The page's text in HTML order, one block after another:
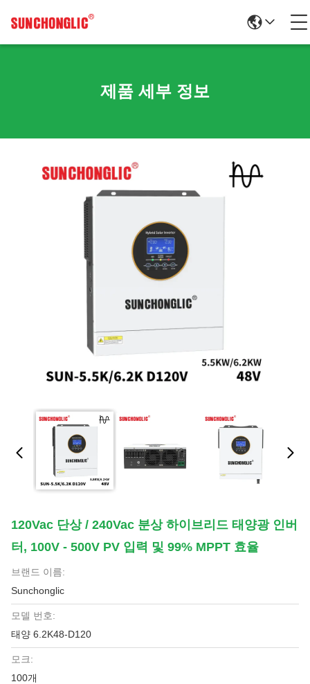
제품 세부 정보
120Vac 단상 / 240Vac 분상 하이브리드 태양광 인버
터, 100V - 500V PV 입력 및 99% MPPT 효율
브랜드 이름:
Sunchonglic
모델 번호:
태양 6.2K48-D120
모크:
100개